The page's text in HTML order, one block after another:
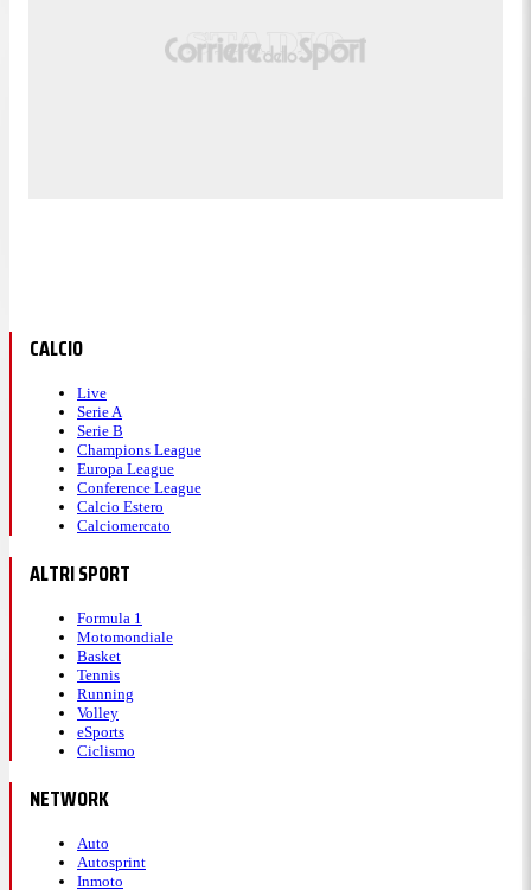
CALCIO
Live
Serie A
Serie B
Champions League
Europa League
Conference League
Calcio Estero
Calciomercato
ALTRI SPORT
Formula 1
Motomondiale
Basket
Tennis
Running
Volley
eSports
Ciclismo
NETWORK
Auto
Autosprint
Inmoto